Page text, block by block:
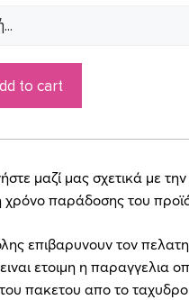
to cart
μαζί μας σχετικά με την
χρόνο παράδοσης του
επιβαρυνουν τον πελατη
ετοιμη η παραγγελια
πακετου απο το